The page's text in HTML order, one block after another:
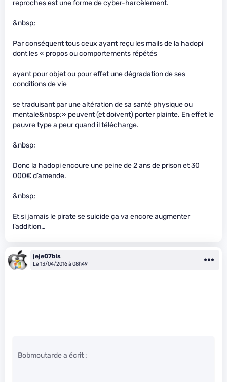
reproches est une forme de cyber-harcèlement.
&nbsp;
Par conséquent tous ceux ayant reçu les mails de la hadopi
dont les « propos ou comportements répétés
ayant pour objet ou pour effet une dégradation de ses
conditions de vie
se traduisant par une altération de sa santé physique ou
mentale&nbsp;» peuvent (et doivent) porter plainte. En effet le
pauvre type a peur quand il télécharge.
&nbsp;
Donc la hadopi encoure une peine de 2 ans de prison et 30
000€ d’amende.
&nbsp;
Et si jamais le pirate se suicide ça va encore augmenter
l’addition…
jeje07bis
Le 13/04/2016 à 08h49
Bobmoutarde a écrit :